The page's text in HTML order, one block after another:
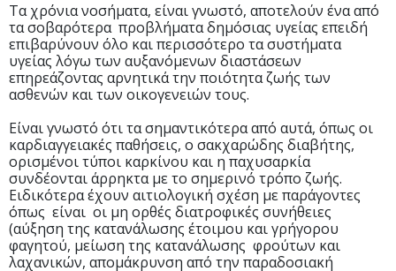
Τα χρόνια νοσήματα, είναι γνωστό, αποτελούν ένα από
τα σοβαρότερα προβλήματα δημόσιας υγείας επειδή
επιβαρύνουν όλο και περισσότερο τα συστήματα
υγείας λόγω των αυξανόμενων διαστάσεων
επηρεάζοντας αρνητικά την ποιότητα ζωής των
ασθενών και των οικογενειών τους.
Είναι γνωστό ότι τα σημαντικότερα από αυτά, όπως οι
καρδιαγγειακές παθήσεις, ο σακχαρώδης διαβήτης,
ορισμένοι τύποι καρκίνου και η παχυσαρκία
συνδέονται άρρηκτα με το σημερινό τρόπο ζωής.
Ειδικότερα έχουν αιτιολογική σχέση με παράγοντες
όπως είναι οι μη ορθές διατροφικές συνήθειες
(αύξηση της κατανάλωσης έτοιμου και γρήγορου
φαγητού, μείωση της κατανάλωσης φρούτων και
λαχανικών, απομάκρυνση από την παραδοσιακή